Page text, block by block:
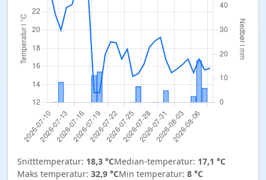
Snitttemperatur: 18,3 °CMedian-temperatur: 17,1 °C
Maks temperatur: 32,9 °CMin temperatur: 8 °C